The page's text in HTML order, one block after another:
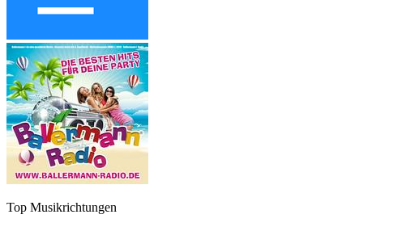
Top Musikrichtungen